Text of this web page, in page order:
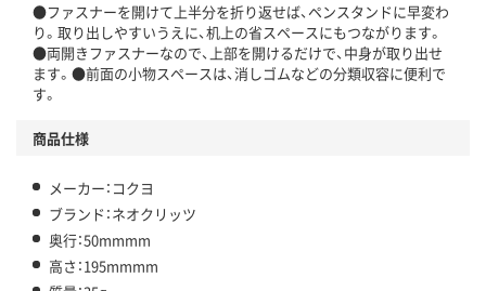
●ファスナーを開けて上半分を折り返せば、ペンスタンドに早変わ
り。取り出しやすいうえに、机上の省スペースにもつながります。
●両開きファスナーなので、上部を開けるだけで、中身が取り出せ
ます。●前面の小物スペースは、消しゴムなどの分類収容に便利で
す。
商品仕様
メーカー：コクヨ
ブランド：ネオクリッツ
奥行：50mmmm
高さ：195mmmm